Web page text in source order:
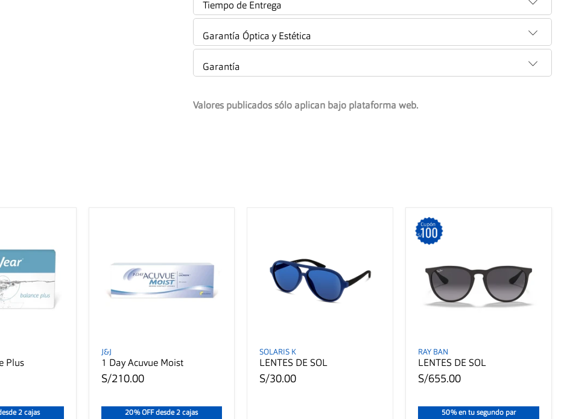
Tiempo de Entrega
Garantía Óptica y Estética
Garantía
Valores publicados sólo aplican bajo plataforma web.
Plus
2 cajas
J&J
1 Day Acuvue Moist
S/210.00
20% OFF desde 2 cajas
SOLARIS K
LENTES DE SOL
S/30.00
RAY BAN
LENTES DE SOL
S/655.00
50% en tu segundo par